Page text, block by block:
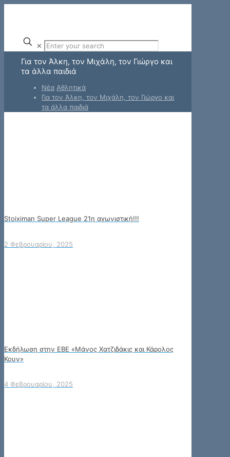
✕
Για τον Άλκη, τον Μιχάλη, τον Γιώργο και
τα άλλα παιδιά
Νέα Αθλητικά
Για τον Άλκη, τον Μιχάλη, τον Γιώργο και
τα άλλα παιδιά
Stoiximan Super League 21η αγωνιστική!!!
2 Φεβρουαρίου, 2025
Εκδήλωση στην ΕΒΕ «Μάνος Χατζιδάκις και Κάρολος
Κουν»
4 Φεβρουαρίου, 2025